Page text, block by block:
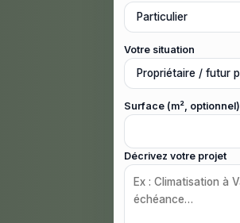
Votre situation
Surface (m², optionnel)
Décrivez votre projet